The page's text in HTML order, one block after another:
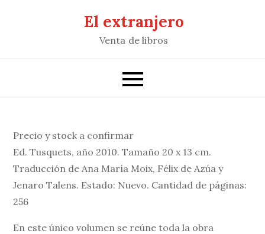
El extranjero
Venta de libros
Precio y stock a confirmar
Ed. Tusquets, año 2010. Tamaño 20 x 13 cm.
Traducción de Ana María Moix, Félix de Azúa y
Jenaro Talens. Estado: Nuevo. Cantidad de páginas:
256
En este único volumen se reúne toda la obra